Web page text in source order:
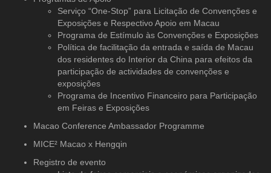
Serviço “One-Stop” para Licitação de Convenções e
Exposições e Respectivo Apoio em Macau
Programa de Estímulo às Convenções e Exposições
Política de facilitação da entrada e saída de Macau
dos residentes do Interior da China para efeitos da
participação de actividades de convenções e
exposições
Programa de Incentivo Financeiro para Participação
em Feiras e Exposições
Macao Conference Ambassador Programme
MICE² Macao x Hengqin
Registro de evento